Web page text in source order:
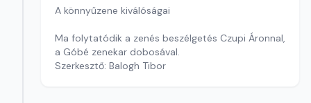
A könnyűzene kiválóságai
Ma folytatódik a zenés beszélgetés Czupi Áronnal,
a Góbé zenekar dobosával.
Szerkesztő: Balogh Tibor